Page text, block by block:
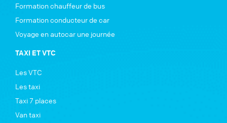
Formation chauffeur de bus
Formation conducteur de car
Voyage en autocar une journée
TAXI ET VTC
Les VTC
Les taxi
Taxi 7 places
Van taxi